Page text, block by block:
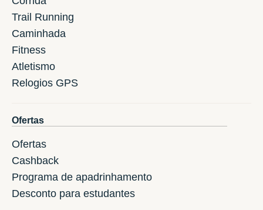
Trail Running
Caminhada
Fitness
Atletismo
Relogios GPS
Ofertas
Ofertas
Cashback
Programa de apadrinhamento
Desconto para estudantes